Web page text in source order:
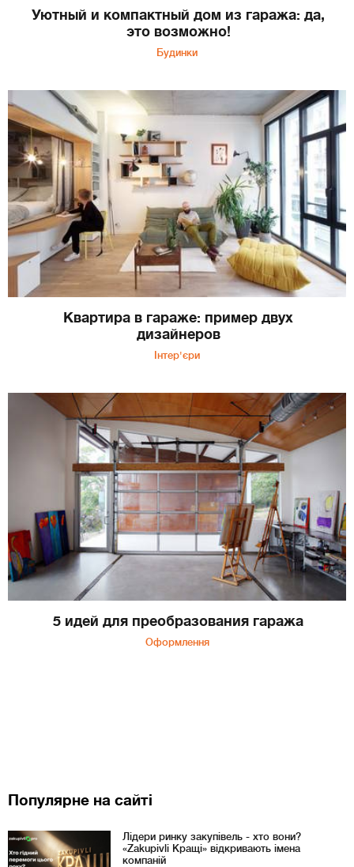
Уютный и компактный дом из гаража: да,
это возможно!
Будинки
Квартира в гараже: пример двух
дизайнеров
Інтер'єри
5 идей для преобразования гаража
Оформлення
Популярне на сайті
Лідери ринку закупівель - хто вони?
«Zakupivli Кращі» відкривають імена
компаній